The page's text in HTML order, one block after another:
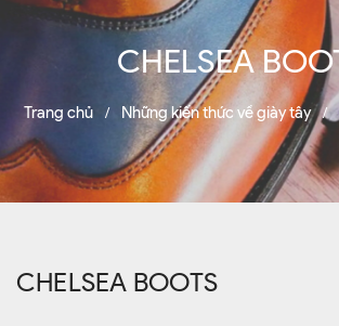
CHELSEA
Trang chủ / Những kiến thức về giày tây /
CHELSEA BOOTS